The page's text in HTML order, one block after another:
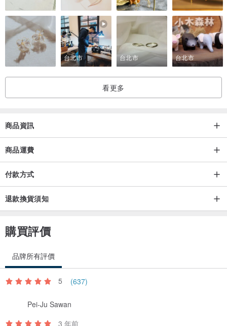
【建議洗滌】
1. 可冷水溫和機洗、不可漂白、吊掛晾乾、不可烘乾、低溫熨燙、溫
度低於110°C、特定溶劑乾洗。
2. 本商品可能因汗水、雨水、摩擦等因素，而染色至其他衣物上，敬
請注意。
3. 洗滌前參考衣物洗標指示，請反面清洗，勿長時間浸泡，衣物深淺
色分開，相近色系一起洗滌尤佳，洗滌過程會有些微掉色、含棉質成
摩擦受損風險。
4. 注意：由於相機、螢幕會造成色差，一切以實物為主。
台北市 台北市 台北市
看更多
商品資訊
商品運費
付款方式
退款換貨須知
購買評價
品牌所有評價
5 (637)
Pei-Ju Sawan
3 年前